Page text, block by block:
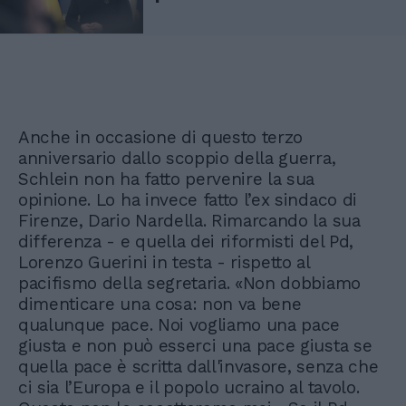
Anche in occasione di questo terzo
anniversario dallo scoppio della guerra,
Schlein non ha fatto pervenire la sua
opinione. Lo ha invece fatto l’ex sindaco di
Firenze, Dario Nardella. Rimarcando la sua
differenza - e quella dei riformisti del Pd,
Lorenzo Guerini in testa - rispetto al
pacifismo della segretaria. «Non dobbiamo
dimenticare una cosa: non va bene
qualunque pace. Noi vogliamo una pace
giusta e non può esserci una pace giusta se
quella pace è scritta dall'invasore, senza che
ci sia l’Europa e il popolo ucraino al tavolo.